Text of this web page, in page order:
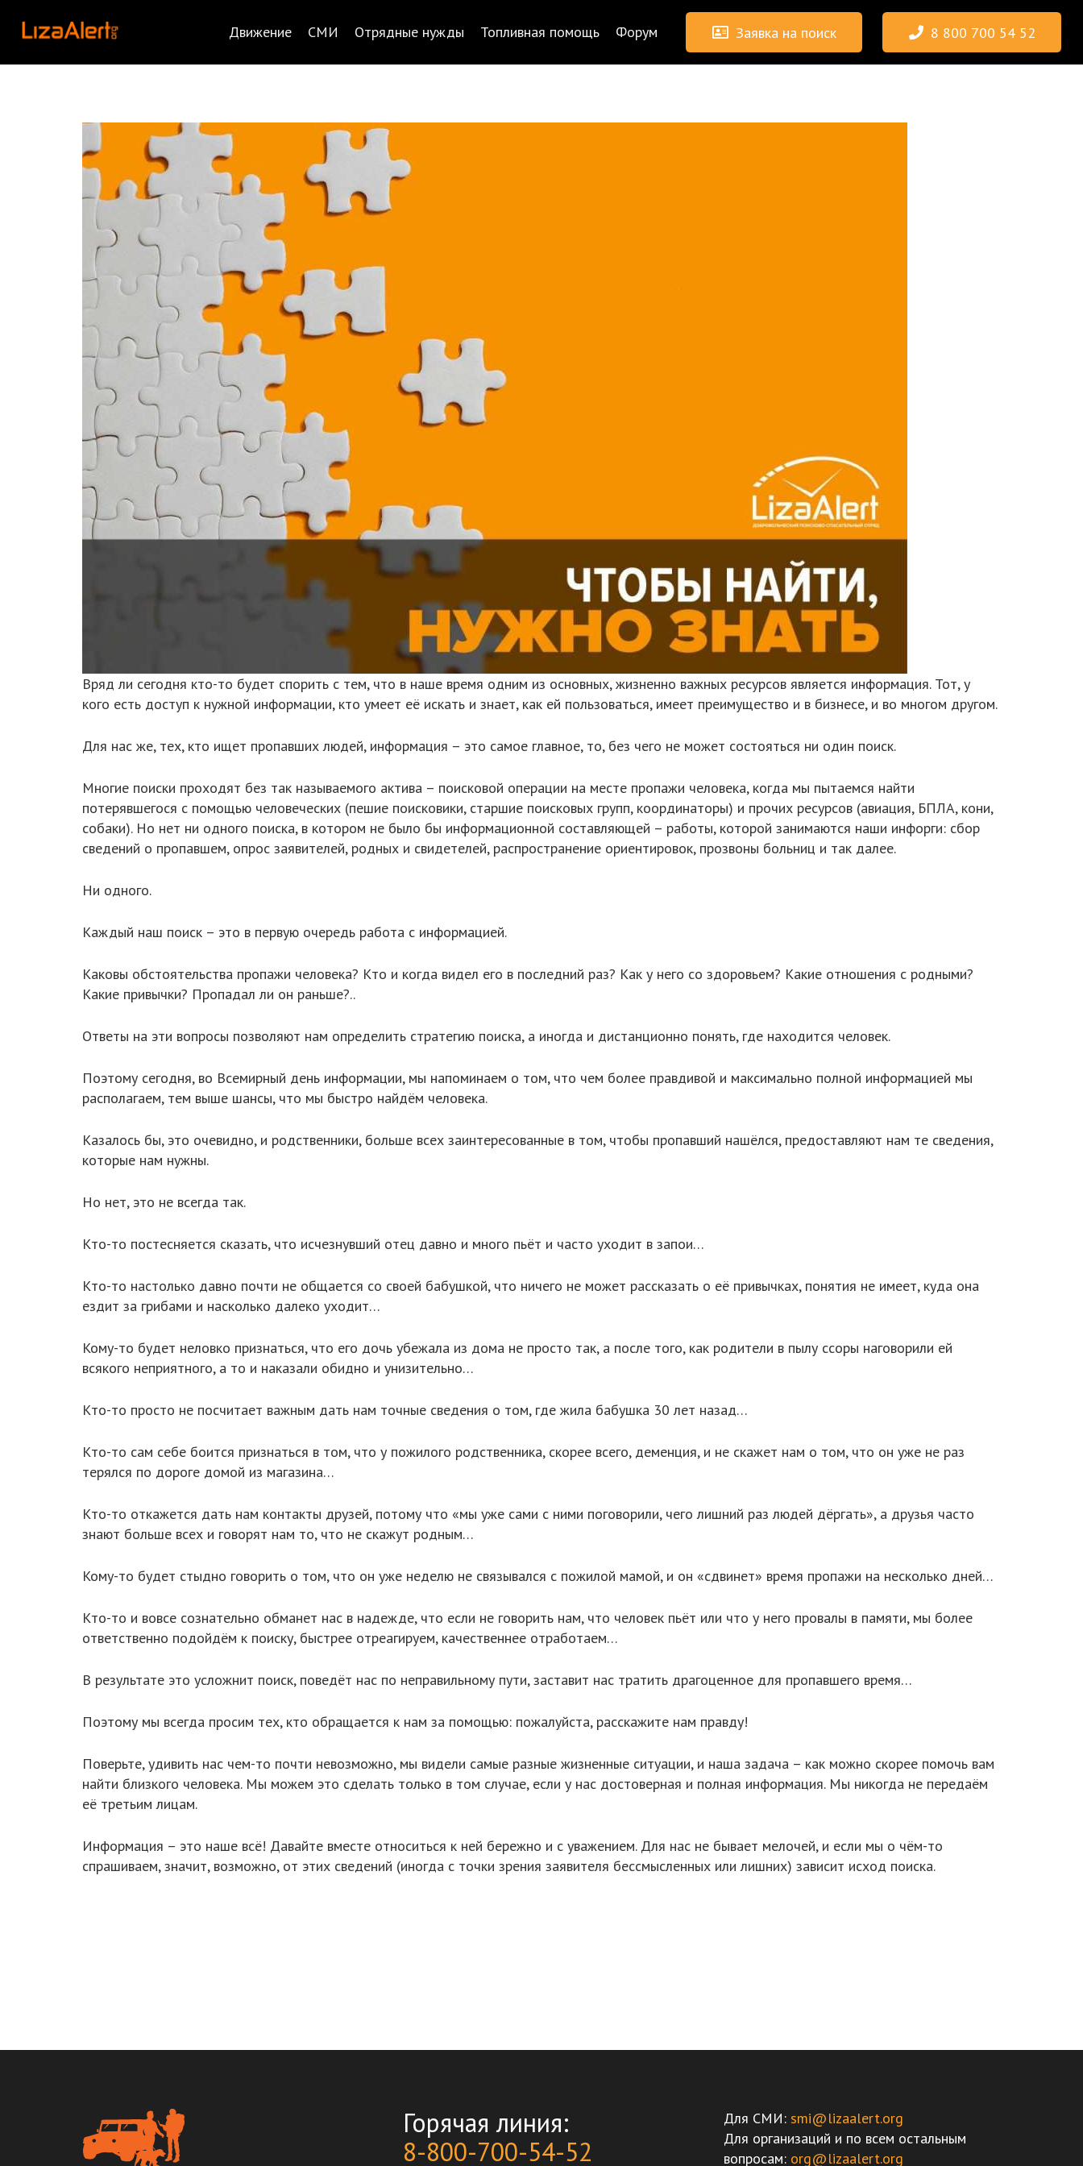
Движение СМИ Отрядные нужды Топливная помощь Форум Заявка на поиск 8 800 700 54 52
Вряд ли сегодня кто-то будет спорить с тем, что в наше время одним из основных, жизненно важных ресурсов является информация. Тот, у
кого есть доступ к нужной информации, кто умеет её искать и знает, как ей пользоваться, имеет преимущество и в бизнесе, и во многом другом.
Для нас же, тех, кто ищет пропавших людей, информация – это самое главное, то, без чего не может состояться ни один поиск.
Многие поиски проходят без так называемого актива – поисковой операции на месте пропажи человека, когда мы пытаемся найти
потерявшегося с помощью человеческих (пешие поисковики, старшие поисковых групп, координаторы) и прочих ресурсов (авиация, БПЛА, кони,
собаки). Но нет ни одного поиска, в котором не было бы информационной составляющей – работы, которой занимаются наши инфорги: сбор
сведений о пропавшем, опрос заявителей, родных и свидетелей, распространение ориентировок, прозвоны больниц и так далее.
Ни одного.
Каждый наш поиск – это в первую очередь работа с информацией.
Каковы обстоятельства пропажи человека? Кто и когда видел его в последний раз? Как у него со здоровьем? Какие отношения с родными?
Какие привычки? Пропадал ли он раньше?..
Ответы на эти вопросы позволяют нам определить стратегию поиска, а иногда и дистанционно понять, где находится человек.
Поэтому сегодня, во Всемирный день информации, мы напоминаем о том, что чем более правдивой и максимально полной информацией мы
располагаем, тем выше шансы, что мы быстро найдём человека.
Казалось бы, это очевидно, и родственники, больше всех заинтересованные в том, чтобы пропавший нашёлся, предоставляют нам те сведения,
которые нам нужны.
Но нет, это не всегда так.
Кто-то постесняется сказать, что исчезнувший отец давно и много пьёт и часто уходит в запои…
Кто-то настолько давно почти не общается со своей бабушкой, что ничего не может рассказать о её привычках, понятия не имеет, куда она
ездит за грибами и насколько далеко уходит…
Кому-то будет неловко признаться, что его дочь убежала из дома не просто так, а после того, как родители в пылу ссоры наговорили ей
всякого неприятного, а то и наказали обидно и унизительно…
Кто-то просто не посчитает важным дать нам точные сведения о том, где жила бабушка 30 лет назад…
Кто-то сам себе боится признаться в том, что у пожилого родственника, скорее всего, деменция, и не скажет нам о том, что он уже не раз
терялся по дороге домой из магазина…
Кто-то откажется дать нам контакты друзей, потому что «мы уже сами с ними поговорили, чего лишний раз людей дёргать», а друзья часто
знают больше всех и говорят нам то, что не скажут родным…
Кому-то будет стыдно говорить о том, что он уже неделю не связывался с пожилой мамой, и он «сдвинет» время пропажи на несколько дней…
Кто-то и вовсе сознательно обманет нас в надежде, что если не говорить нам, что человек пьёт или что у него провалы в памяти, мы более
ответственно подойдём к поиску, быстрее отреагируем, качественнее отработаем…
В результате это усложнит поиск, поведёт нас по неправильному пути, заставит нас тратить драгоценное для пропавшего время…
Поэтому мы всегда просим тех, кто обращается к нам за помощью: пожалуйста, расскажите нам правду!
Поверьте, удивить нас чем-то почти невозможно, мы видели самые разные жизненные ситуации, и наша задача – как можно скорее помочь вам
найти близкого человека. Мы можем это сделать только в том случае, если у нас достоверная и полная информация. Мы никогда не передаём
её третьим лицам.
Информация – это наше всё! Давайте вместе относиться к ней бережно и с уважением. Для нас не бывает мелочей, и если мы о чём-то
спрашиваем, значит, возможно, от этих сведений (иногда с точки зрения заявителя бессмысленных или лишних) зависит исход поиска.
Горячая линия:
8-800-700-54-52
Для СМИ: smi@lizaalert.org
Для организаций и по всем остальным
вопросам: org@lizaalert.org